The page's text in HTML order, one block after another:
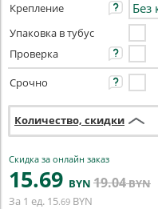
Крепление
Упаковка в тубус
Проверка
Срочно
Количество, скидки
Скидка за онлайн заказ
15.69 BYN 19.04BYN
За 1 ед. 15.69 BYN